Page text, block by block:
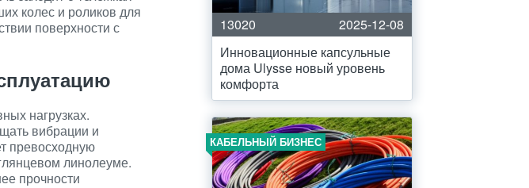
колес и роликов для
поверхности с
нагрузках.
вибрации и
превосходную
линолеуме.
прочности
13020
2025-12-08
Инновационные капсульные
дома Ulysse новый уровень
комфорта
КАБЕЛЬНЫЙ БИЗНЕС